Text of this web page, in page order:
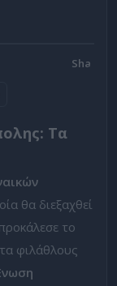
Tα
θα διεξαχθεί
το
φιλάθλους